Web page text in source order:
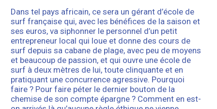
Dans tel pays africain, ce sera un gérant d’école de
surf française qui, avec les bénéfices de la saison et
ses euros, va siphonner le personnel d’un petit
entrepreneur local qui loue et donne des cours de
surf depuis sa cabane de plage, avec peu de moyens
et beaucoup de passion, et qui ouvre une école de
surf à deux mètres de lui, toute clinquante et en
pratiquant une concurrence agressive. Pourquoi
faire ? Pour faire péter le dernier bouton de la
chemise de son compte épargne ? Comment en est-